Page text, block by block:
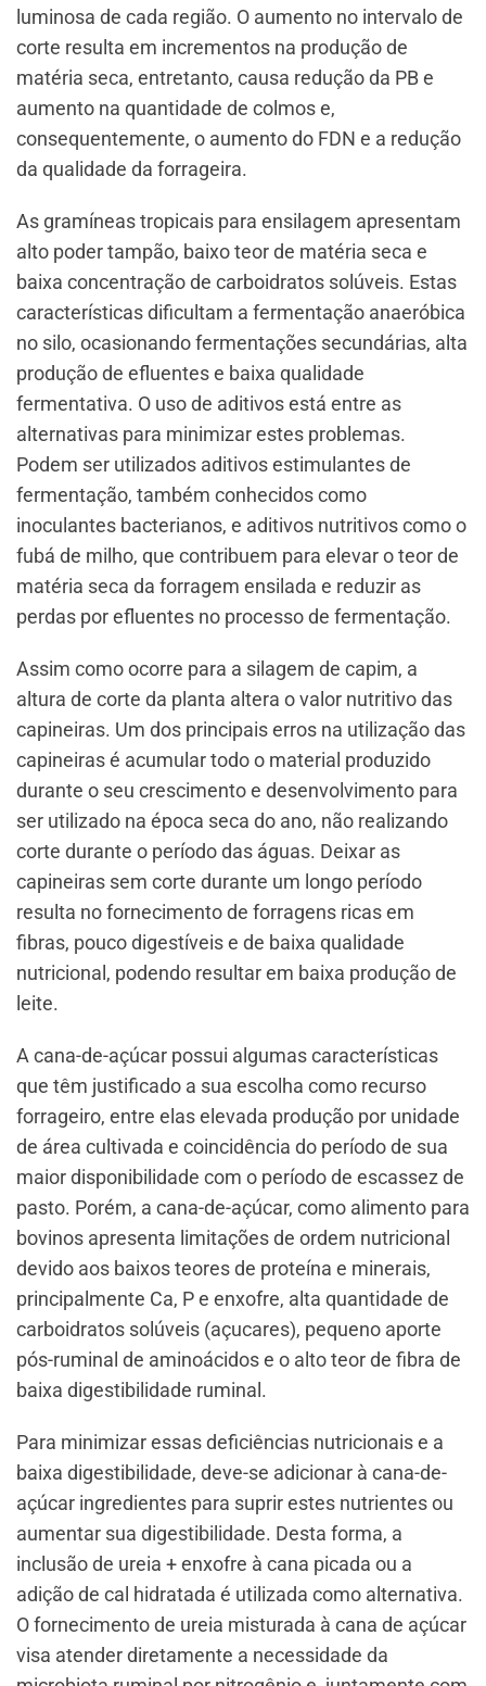
luminosa de cada região. O aumento no intervalo de
corte resulta em incrementos na produção de
matéria seca, entretanto, causa redução da PB e
aumento na quantidade de colmos e,
consequentemente, o aumento do FDN e a redução
da qualidade da forrageira.
As gramíneas tropicais para ensilagem apresentam
alto poder tampão, baixo teor de matéria seca e
baixa concentração de carboidratos solúveis. Estas
características dificultam a fermentação anaeróbica
no silo, ocasionando fermentações secundárias, alta
produção de efluentes e baixa qualidade
fermentativa. O uso de aditivos está entre as
alternativas para minimizar estes problemas.
Podem ser utilizados aditivos estimulantes de
fermentação, também conhecidos como
inoculantes bacterianos, e aditivos nutritivos como o
fubá de milho, que contribuem para elevar o teor de
matéria seca da forragem ensilada e reduzir as
perdas por efluentes no processo de fermentação.
Assim como ocorre para a silagem de capim, a
altura de corte da planta altera o valor nutritivo das
capineiras. Um dos principais erros na utilização das
capineiras é acumular todo o material produzido
durante o seu crescimento e desenvolvimento para
ser utilizado na época seca do ano, não realizando
corte durante o período das águas. Deixar as
capineiras sem corte durante um longo período
resulta no fornecimento de forragens ricas em
fibras, pouco digestíveis e de baixa qualidade
nutricional, podendo resultar em baixa produção de
leite.
A cana-de-açúcar possui algumas características
que têm justificado a sua escolha como recurso
forrageiro, entre elas elevada produção por unidade
de área cultivada e coincidência do período de sua
maior disponibilidade com o período de escassez de
pasto. Porém, a cana-de-açúcar, como alimento para
bovinos apresenta limitações de ordem nutricional
devido aos baixos teores de proteína e minerais,
principalmente Ca, P e enxofre, alta quantidade de
carboidratos solúveis (açucares), pequeno aporte
pós-ruminal de aminoácidos e o alto teor de fibra de
baixa digestibilidade ruminal.
Para minimizar essas deficiências nutricionais e a
baixa digestibilidade, deve-se adicionar à cana-de-
açúcar ingredientes para suprir estes nutrientes ou
aumentar sua digestibilidade. Desta forma, a
inclusão de ureia + enxofre à cana picada ou a
adição de cal hidratada é utilizada como alternativa.
O fornecimento de ureia misturada à cana de açúcar
visa atender diretamente a necessidade da